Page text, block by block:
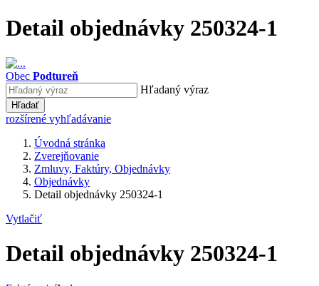
Detail objednávky 250324-1
Obec Podtureň
Hľadaný výraz
Hľadať
rozšírené vyhľadávanie
Úvodná stránka
Zverejňovanie
Zmluvy, Faktúry, Objednávky
Objednávky
Detail objednávky 250324-1
Vytlačiť
Detail objednávky 250324-1